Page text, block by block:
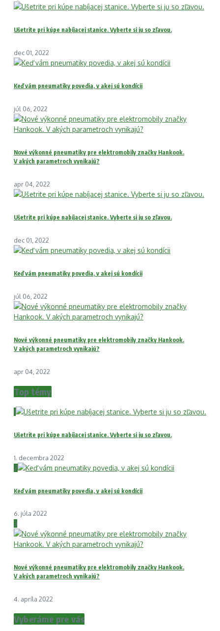
Ušetrite pri kúpe nabíjacej stanice. Vyberte si ju so zľavou.
dec 01, 2022
Keď vám pneumatiky povedia, v akej sú kondícii
júl 06, 2022
Nové výkonné pneumatiky pre elektromobily značky Hankook.
V akých parametroch vynikajú?
apr 04, 2022
Ušetrite pri kúpe nabíjacej stanice. Vyberte si ju so zľavou.
dec 01, 2022
Keď vám pneumatiky povedia, v akej sú kondícii
júl 06, 2022
Nové výkonné pneumatiky pre elektromobily značky Hankook.
V akých parametroch vynikajú?
apr 04, 2022
Top témy
1
Ušetrite pri kúpe nabíjacej stanice. Vyberte si ju so zľavou.
1. decembra 2022
2
Keď vám pneumatiky povedia, v akej sú kondícii
6. júla 2022
3
Nové výkonné pneumatiky pre elektromobily značky Hankook.
V akých parametroch vynikajú?
4. apríla 2022
Vyberáme pre vás